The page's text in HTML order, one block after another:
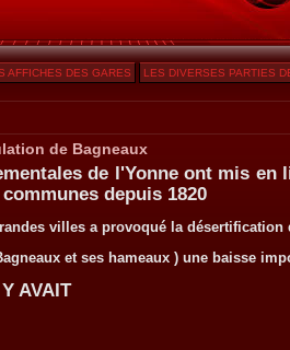
AFFICHES DES GARES LES DIVERSES PARTIES
de Bagneaux
de l'Yonne ont mis en
depuis 1820
villes a provoqué la désertification
et ses hameaux ) une baisse